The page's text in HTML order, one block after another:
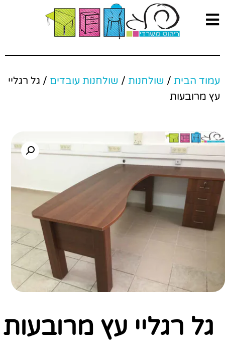
עמוד הבית/ שולחנות/ שולחנות עובדים/ גל רגליי
עץ מרובעות
גל רגליי עץ מרובעות